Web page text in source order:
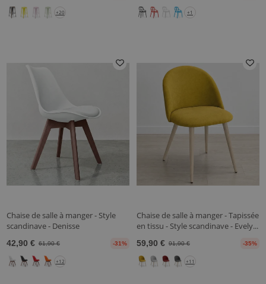
+20 +1
Chaise de salle à manger - Style
scandinave - Denisse
42,90 € 61,90 € -31%
+12
Chaise de salle à manger - Tapissée
en tissu - Style scandinave - Evely...
59,90 € 91,90 € -35%
+11